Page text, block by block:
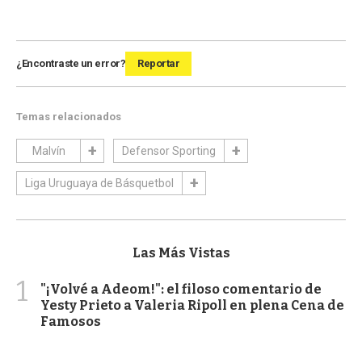
¿Encontraste un error? Reportar
Temas relacionados
Malvín Defensor Sporting
Liga Uruguaya de Básquetbol
Las Más Vistas
1
"¡Volvé a Adeom!": el filoso comentario de
Yesty Prieto a Valeria Ripoll en plena Cena de
Famosos